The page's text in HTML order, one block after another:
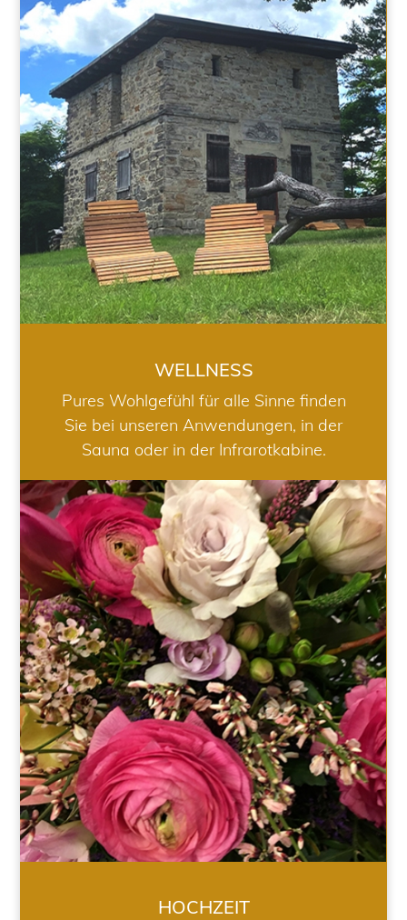
WELLNESS
WELLNESS
Pures Wohlgefühl für alle Sinne finden
Sie bei unseren Anwendungen, in der
Sauna oder in der Infrarotkabine.
HOCHZEIT
HOCHZEIT